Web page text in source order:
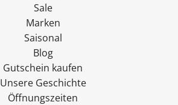
Sale
Marken
Saisonal
Blog
Gutschein kaufen
Unsere Geschichte
Öffnungszeiten